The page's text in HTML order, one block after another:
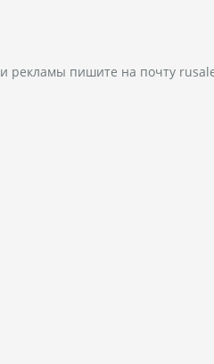
рекламы пишите на почту